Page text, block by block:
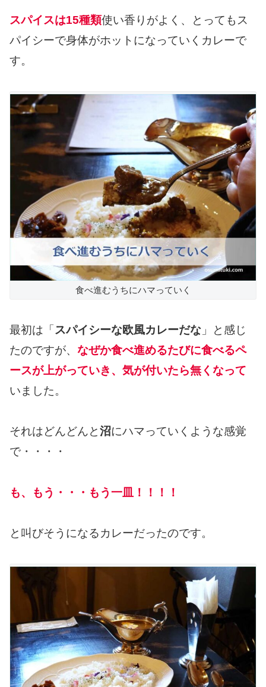
スパイスは15種類使い香りがよく、とってもス
パイシーで身体がホットになっていくカレーで
す。
食べ進むうちにハマっていく
最初は「 スパイシーな欧風カレーだな 」と感じ
たのですが、 なぜか食べ進めるたびに食べるペ
ースが上がっていき、気が付いたら無くなって
いました。
それはどんどんと沼にハマっていくような感覚
で・・・・
も、もう・・・もう一皿！！！！
と叫びそうになるカレーだったのです。